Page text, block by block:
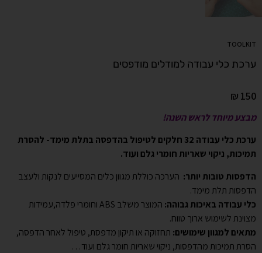
TOOLKIT
ערכת כלי עבודה למודלים מודפסים
₪ 150
מבצע מיוחד לראש השנה!
ערכת כלי עבודה 32 חלקים לטיפול בהדפסה בתלת מימד- להסרת
תמיכות, ניקוי שאריות חומרי גלם ועוד.
הדפסות טובות יותר: הערכה כוללת מגוון כלים המסייעים לנקות ולעצב
הדפסות תלת מימד.
כלי עבודה באיכות גבוהה:
המוצר משלב ABS וחומרי פלדה,עמידות
מצוינת לשימוש ארוך טווח.
מתאים למגוון שימושים: תחזוקה או תיקון מדפסת, טיפול לאחר הדפסה,
הסרת תמיכות מהדפסות, ניקוי שאריות חומר גלם ועוד…